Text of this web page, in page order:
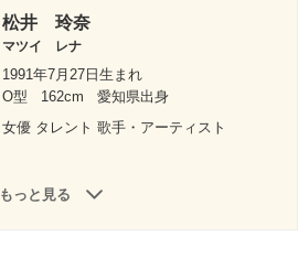
松井 玲奈
マツイ レナ
1991年7月27日生まれ
O型
162cm
愛知県出身
女優 タレント 歌手・アーティスト
もっと見る